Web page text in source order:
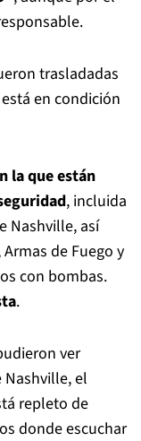
trasladadas
en condición
la que están
, incluida
Nashville, así
de Fuego y
con bombas.
.
ver
el
repleto de
donde escuchar